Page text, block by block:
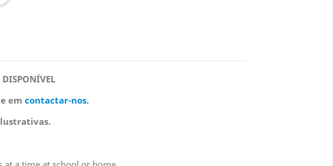
DISPONÍVEL
em contactar-nos.